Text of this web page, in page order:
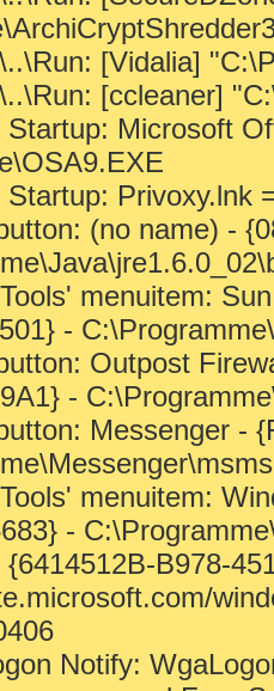
[Vidalia]
[ccleaner]
Startup: Microsoft
Privoxy.lnk
(no name) -
menuitem:
-
Outpost
-
Messenger -
menuitem:
-
B978-
Notify: